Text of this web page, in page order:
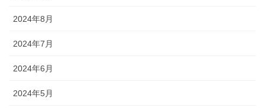
2024年8月
2024年7月
2024年6月
2024年5月